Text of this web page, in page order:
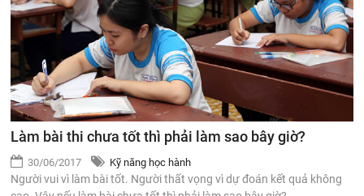
Làm bài thi chưa tốt thì phải làm sao bây giờ?
30/06/2017 Kỹ năng học hành
Người vui vì làm bài tốt. Người thất vọng vì dự đoán kết quả không